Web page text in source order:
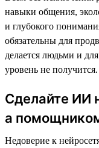
навыки общения,
и глубокого
обязательны для
делается людьми и
уровень не получится.
Сделайте ИИ
а
Недоверие к